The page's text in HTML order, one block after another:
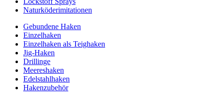
Naturköderimitationen
Gebundene Haken
Einzelhaken
Einzelhaken als Teighaken
Jig-Haken
Drillinge
Meereshaken
Edelstahlhaken
Hakenzubehör